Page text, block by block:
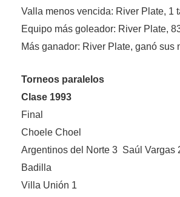
Valla menos vencida: River Plate, 1
Equipo más goleador: River Plate,
Más ganador: River Plate, ganó sus
Torneos paralelos
Clase 1993
Final
Choele Choel
Argentinos del Norte 3 Saúl Vargas
Badilla
Villa Unión 1